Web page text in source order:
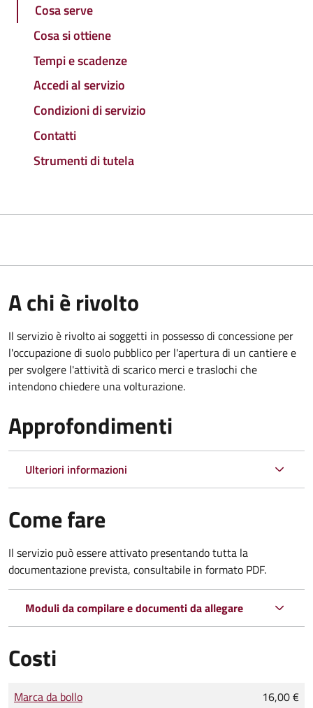
Cosa serve
Cosa si ottiene
Tempi e scadenze
Accedi al servizio
Condizioni di servizio
Contatti
Strumenti di tutela
A chi è rivolto
Il servizio è rivolto ai soggetti in possesso di concessione per
l'occupazione di suolo pubblico per l'apertura di un cantiere e
per svolgere l'attività di scarico merci e traslochi che
intendono chiedere una volturazione.
Approfondimenti
Ulteriori informazioni
Come fare
Il servizio può essere attivato presentando tutta la
documentazione prevista, consultabile in formato PDF.
Moduli da compilare e documenti da allegare
Costi
Tipo di pagamento
Importo
Marca da bollo 16,00 €